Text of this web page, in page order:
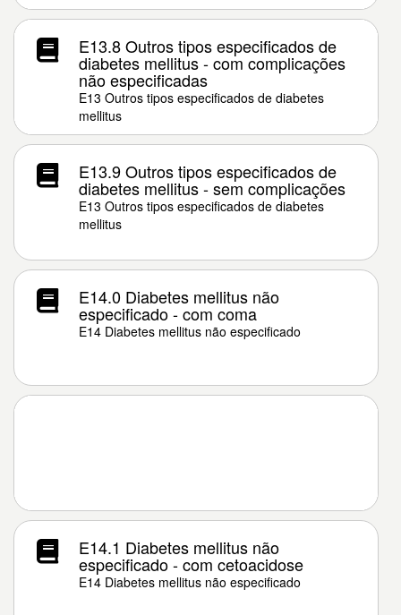
E13.8 Outros tipos especificados de
diabetes mellitus - com complicações
não especificadas
E13 Outros tipos especificados de diabetes
mellitus
E13.9 Outros tipos especificados de
diabetes mellitus - sem complicações
E13 Outros tipos especificados de diabetes
mellitus
E14.0 Diabetes mellitus não
especificado - com coma
E14 Diabetes mellitus não especificado
E14.1 Diabetes mellitus não
especificado - com cetoacidose
E14 Diabetes mellitus não especificado